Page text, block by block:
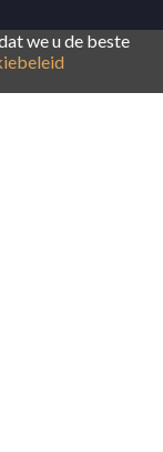
we u de beste